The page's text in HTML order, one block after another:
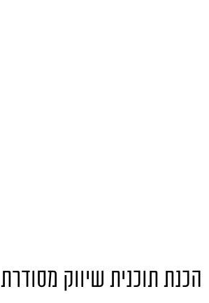
הכנת תוכנית שיווק מסודרת